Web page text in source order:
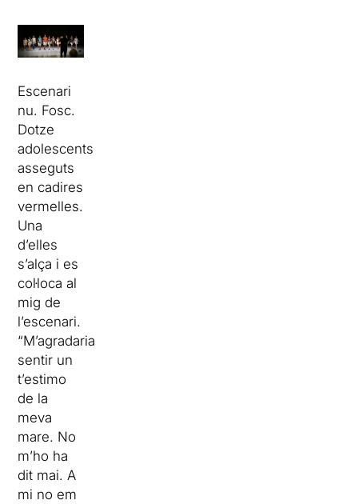
Escenari
nu. Fosc.
Dotze
adolescents
asseguts
en cadires
vermelles.
Una
d’elles
s’alça i es
col·loca al
mig de
l’escenari.
“M’agradaria
sentir un
t’estimo
de la
meva
mare. No
m’ho ha
dit mai. A
mi no em